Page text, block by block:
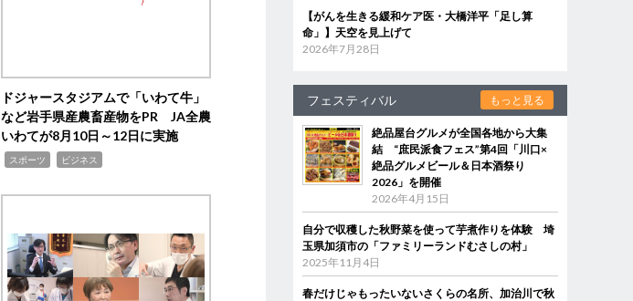
ドジャースタジアムで「いわて牛」
など岩手県産農畜産物をPR JA全農
いわてが8月10日～12日に実施
スポーツ ビジネス
【がんを生きる緩和ケア医・大橋洋平「足し算
命」】天空を見上げて
2026年7月28日
フェスティバル もっと見る
絶品屋台グルメが全国各地から大集
結 “庶民派食フェス”第4回「川口×
絶品グルメビール＆日本酒祭り
2026」を開催
2026年4月15日
自分で収穫した秋野菜を使って芋煮作りを体験 埼
玉県加須市の「ファミリーランドむさしの村」
2025年11月4日
春だけじゃもったいないさくらの名所、加治川で秋